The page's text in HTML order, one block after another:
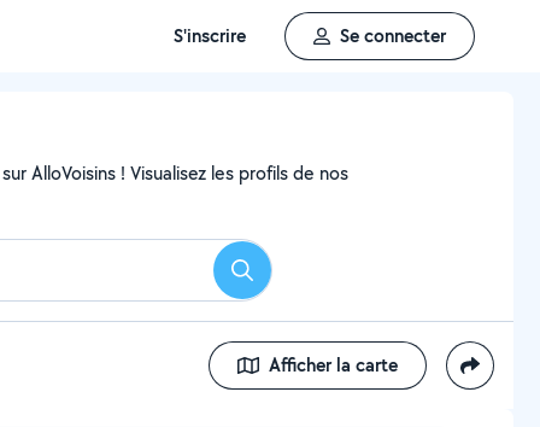
S'inscrire Se connecter
AlloVoisins ! Visualisez les profils de nos
Rechercher
Afficher la carte